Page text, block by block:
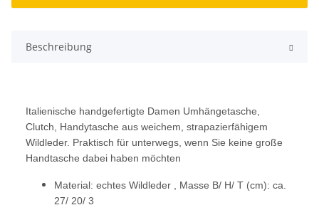
Beschreibung
Italienische handgefertigte Damen Umhängetasche,
Clutch, Handytasche aus weichem, strapazierfähigem
Wildleder. Praktisch für unterwegs, wenn Sie keine große
Handtasche dabei haben möchten
Material: echtes Wildleder , Masse B/ H/ T (cm): ca.
27/ 20/ 3